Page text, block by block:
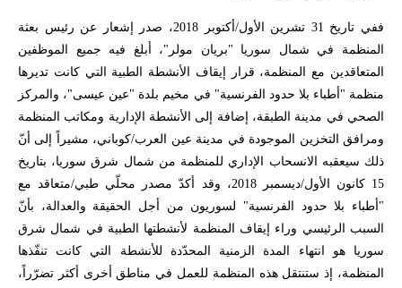
ففي تاريخ 31 تشرين الأول/أكتوبر 2018، صدر إشعار عن رئيس بعثة
المنظمة في شمال سوريا "بريان مولر"، أبلغ فيه جميع الموظفين
المتعاقدين مع المنظمة، قرار إيقاف الأنشطة الطبية التي كانت تديرها
منظمة "أطباء بلا حدود الفرنسية" في مخيم بلدة "عين عيسى"، والمركز
الصحي في مدينة الطبقة، إضافة إلى الأنشطة الإدارية ومكاتب المنظمة
ومرافق التخزين الموجودة في مدينة عين العرب/كوباني، مشيراً إلى أنّ
ذلك سيعقبه الانسحاب الإداري للمنظمة من شمال شرق سوريا، بتاريخ
15 كانون الأول/ديسمبر 2018، وقد أكدّ مصدر محلّي طبي/متعاقد مع
"أطباء بلا حدود الفرنسية" لسوريون من أجل الحقيقة والعدالة، بأنّ
السبب الرئيسي وراء إيقاف المنظمة لأنشطتها الطبية في شمال شرق
سوريا هو انتهاء المدة الزمنية المحدّدة للأنشطة التي كانت تنفّذها
المنظمة، إذ ستنتقل هذه المنظمة للعمل في مناطق أخرى أكثر تضرّراً،